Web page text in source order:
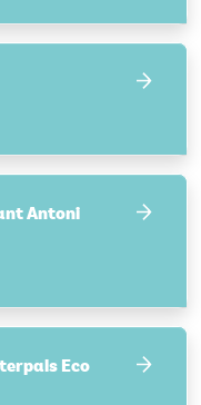
Antoni
Eco